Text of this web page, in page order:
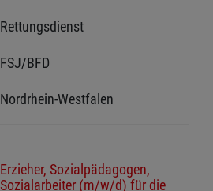
Rettungsdienst
FSJ/BFD
Nordrhein-Westfalen
Erzieher, Sozialpädagogen,
Sozialarbeiter (m/w/d) für die